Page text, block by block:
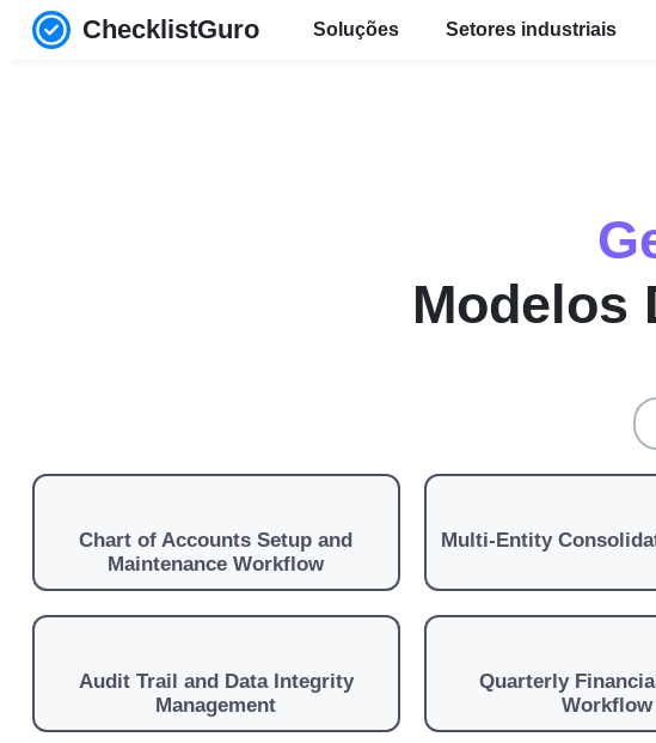
ChecklistGuro Soluções Setores industriais
Modelos
Chart of Accounts Setup and
Maintenance Workflow
Multi-Entity
Audit Trail and Data Integrity
Management
Quarterly
Workflow